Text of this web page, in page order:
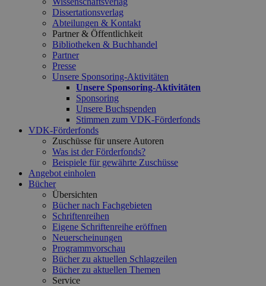
Dissertationsverlag
Abteilungen & Kontakt
Partner & Öffentlichkeit
Bibliotheken & Buchhandel
Partner
Presse
Unsere Sponsoring-Aktivitäten
Unsere Sponsoring-Aktivitäten
Sponsoring
Unsere Buchspenden
Stimmen zum VDK-Förderfonds
VDK-Förderfonds
Zuschüsse für unsere Autoren
Was ist der Förderfonds?
Beispiele für gewährte Zuschüsse
Angebot einholen
Bücher
Übersichten
Bücher nach Fachgebieten
Schriftenreihen
Eigene Schriftenreihe eröffnen
Neuerscheinungen
Programmvorschau
Bücher zu aktuellen Schlagzeilen
Bücher zu aktuellen Themen
Service